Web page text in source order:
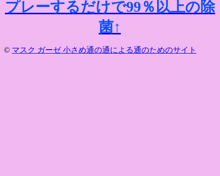
プレーするだけで99％以上の除
菌↑
© マスク ガーゼ 小さめ通の通による通のためのサイト